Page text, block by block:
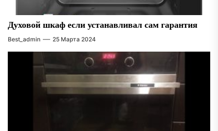
Духовой шкаф если устанавливал сам гарантия
Best_admin 25 Марта 2024